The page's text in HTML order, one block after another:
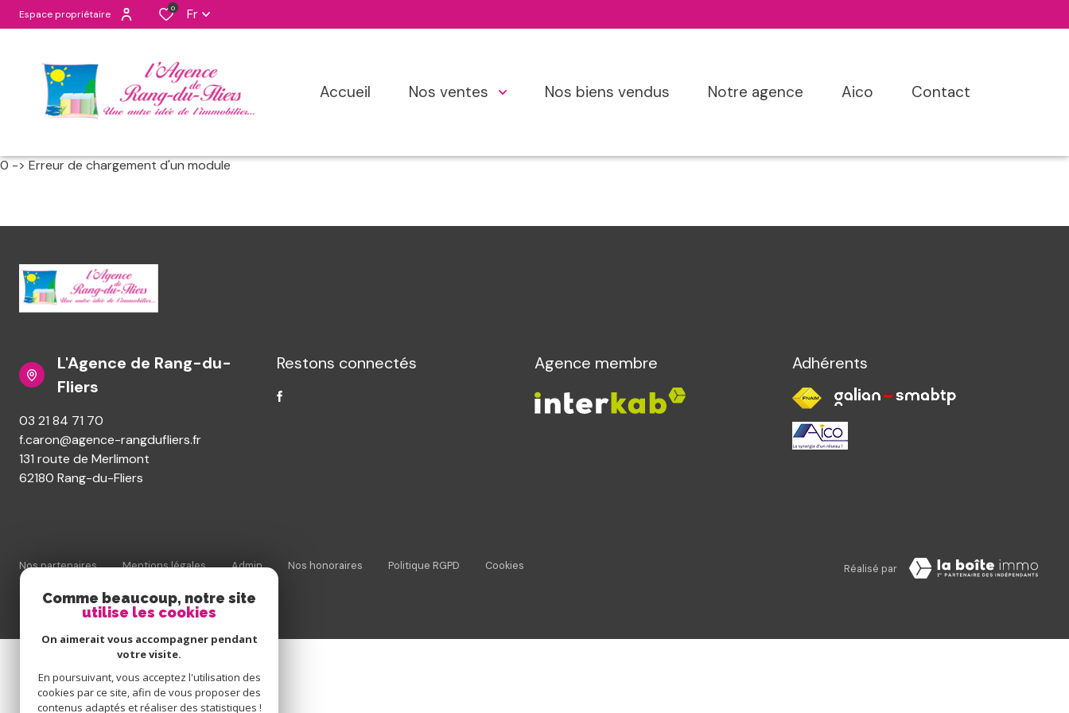
Espace propriétaire
0 Fr
accueil nos ventes
apppartements
immeubles
nos biens vendus notre agence aico contact
0 -> Erreur de chargement d'un module
L'Agence de Rang-du-
Fliers
03 21 84 71 70
f.caron@agence-rangdufliers.fr
131 route de Merlimont
62180 Rang-du-Fliers
Restons connectés Agence membre Adhérents
Nos partenaires Mentions légales Admin Nos honoraires Politique RGPD Cookies
© 2026 | Tous droits réservés
Réalisé par
Comme beaucoup, notre site
utilise les cookies
On aimerait vous accompagner pendant
votre visite.
En poursuivant, vous acceptez l'utilisation des
cookies par ce site, afin de vous proposer des
contenus adaptés et réaliser des statistiques !